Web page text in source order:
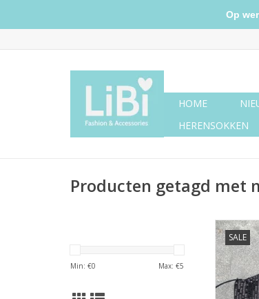
HOME
HERENSOKKEN
Producten getagd met
Min: €0 Max: €5
SALE
Op